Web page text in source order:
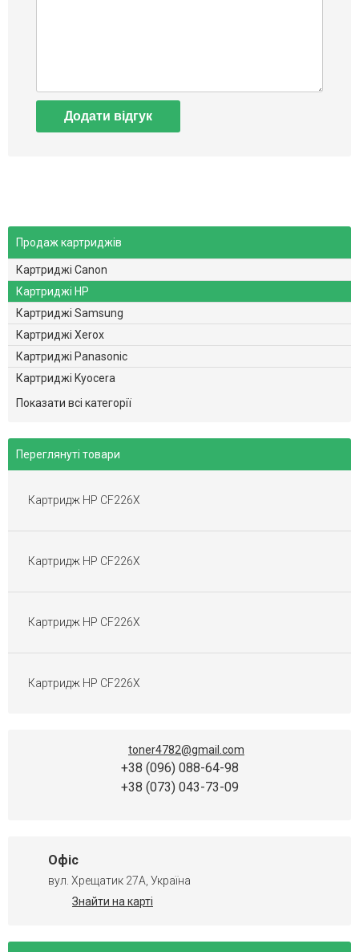
Додати відгук
Продаж картриджів
Картриджі Canon
Картриджі HP
Картриджі Samsung
Картриджі Xerox
Картриджі Panasonic
Картриджі Kyocera
Картриджі Brother
Картриджі Dell
Картриджі Epson
Картриджі Toshiba
Картриджі Gestetner
Картриджі для матричних принтерів
Перезаправні Картриджі
Показати всі категорії
Переглянуті товари
Картридж HP CF226X
Картридж HP CF226X
Картридж HP CF226X
Картридж HP CF226X
toner4782@gmail.com
+38 (096) 088-64-98
+38 (073) 043-73-09
Офіс
вул. Хрещатик 27А, Україна
Знайти на карті